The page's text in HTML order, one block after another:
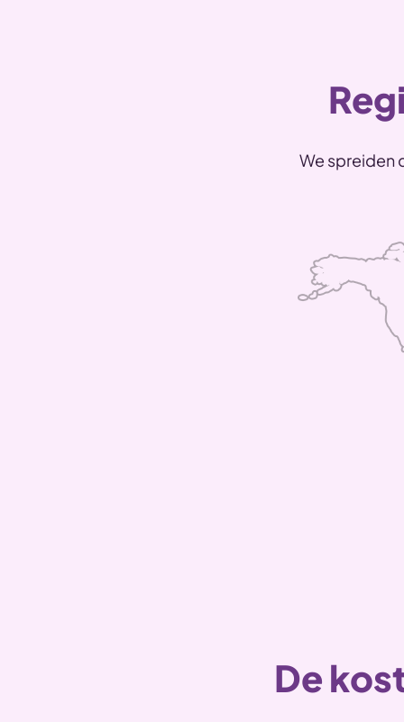
We spreiden
De